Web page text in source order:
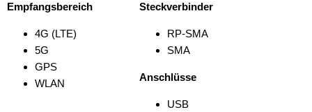
Verstärker
Empfangsbereich
4G (LTE)
5G
GPS
WLAN
Steckverbinder
RP-SMA
SMA
Anschlüsse
USB